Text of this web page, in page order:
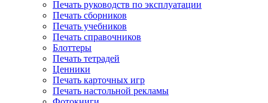
Печать руководств по эксплуатации
Печать сборников
Печать учебников
Печать справочников
Блоттеры
Печать тетрадей
Ценники
Печать карточных игр
Печать настольной рекламы